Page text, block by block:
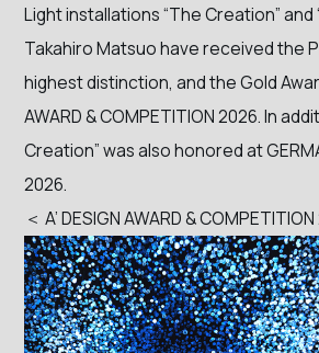
Light installations “The Creation” and
Takahiro Matsuo have received the
highest distinction, and the Gold
AWARD & COMPETITION 2026. In
Creation” was also honored at
2026.
＜ A’ DESIGN AWARD &